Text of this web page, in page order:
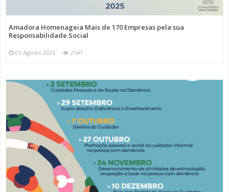
Amadora Homenageia Mais de 170 Empresas pela sua
Responsabilidade Social
05 Agosto 2026 2541